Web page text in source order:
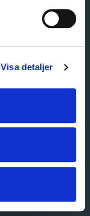
Visa detaljer